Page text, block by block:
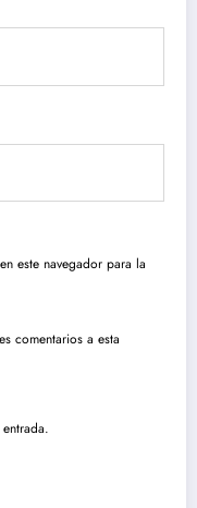
este navegador para la
comentarios a esta